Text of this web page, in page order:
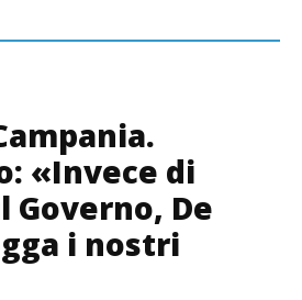
«Invece di
Governo, De
i nostri